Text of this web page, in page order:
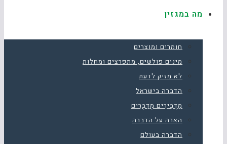
מה במגזין
חומרים ומוצרים
מינים פולשים, מתפרצים ומחלות
לא מזיק לדעת
הדברה בישראל
מַדְבִּירִים מְדַבְּרִים
הארה על הדברה
הדברה בעולם